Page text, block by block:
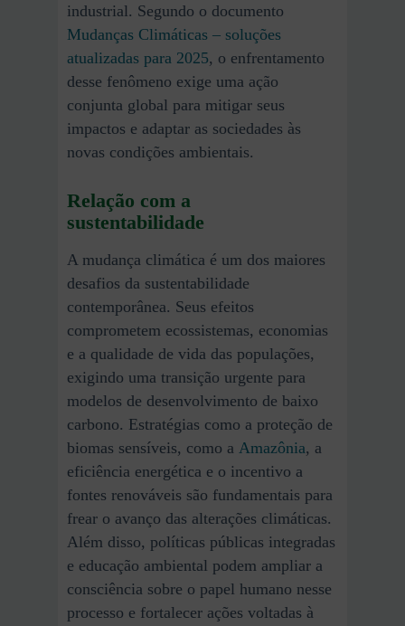
industrial. Segundo o documento
Mudanças Climáticas – soluções
atualizadas para 2025, o enfrentamento
desse fenômeno exige uma ação
conjunta global para mitigar seus
impactos e adaptar as sociedades às
novas condições ambientais.
Relação com a
sustentabilidade
A mudança climática é um dos maiores
desafios da sustentabilidade
contemporânea. Seus efeitos
comprometem ecossistemas, economias
e a qualidade de vida das populações,
exigindo uma transição urgente para
modelos de desenvolvimento de baixo
carbono. Estratégias como a proteção de
biomas sensíveis, como a Amazônia, a
eficiência energética e o incentivo a
fontes renováveis são fundamentais para
frear o avanço das alterações climáticas.
Além disso, políticas públicas integradas
e educação ambiental podem ampliar a
consciência sobre o papel humano nesse
processo e fortalecer ações voltadas à